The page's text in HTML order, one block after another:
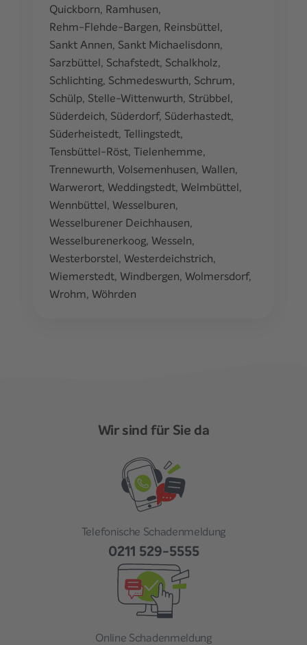
Quickborn, Ramhusen,
Rehm-Flehde-Bargen, Reinsbüttel,
Sankt Annen, Sankt Michaelisdonn,
Sarzbüttel, Schafstedt, Schalkholz,
Schlichting, Schmedeswurth, Schrum,
Schülp, Stelle-Wittenwurth, Strübbel,
Süderdeich, Süderdorf, Süderhastedt,
Süderheistedt, Tellingstedt,
Tensbüttel-Röst, Tielenhemme,
Trennewurth, Volsemenhusen, Wallen,
Warwerort, Weddingstedt, Welmbüttel,
Wennbüttel, Wesselburen,
Wesselburener Deichhausen,
Wesselburenerkoog, Wesseln,
Westerborstel, Westerdeichstrich,
Wiemerstedt, Windbergen, Wolmersdorf,
Wrohm, Wöhrden
Wir sind für Sie da
Telefonische Schadenmeldung
0211 529-5555
Online Schadenmeldung